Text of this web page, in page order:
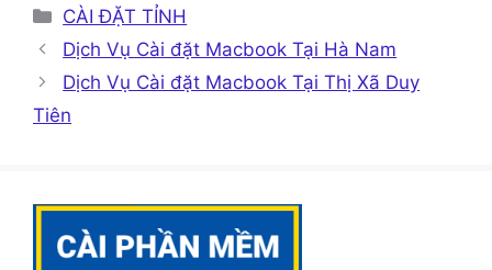
Danh
mục
CÀI ĐẶT TỈNH
Dịch Vụ Cài đặt Macbook Tại Hà Nam
Dịch Vụ Cài đặt Macbook Tại Thị Xã Duy
Tiên